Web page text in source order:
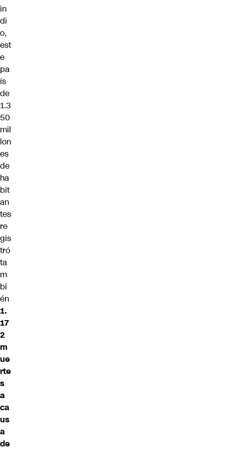
in
di
o,
est
e
pa
ís
de
1.3
50
mil
lon
es
de
ha
bit
an
tes
re
gis
tró
ta
m
bi
én
1.
17
2
m
ue
rte
s
a
ca
us
a
de